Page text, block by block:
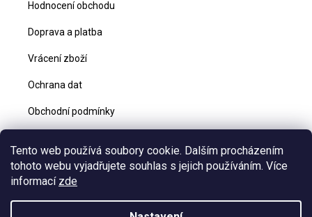
Tento web používá soubory cookie. Dalším procházením
tohoto webu vyjadřujete souhlas s jejich používáním. Více
informací zde
Hodnocení obchodu
Doprava a platba
Vrácení zboží
Ochrana dat
Obchodní podmínky
Kontakty